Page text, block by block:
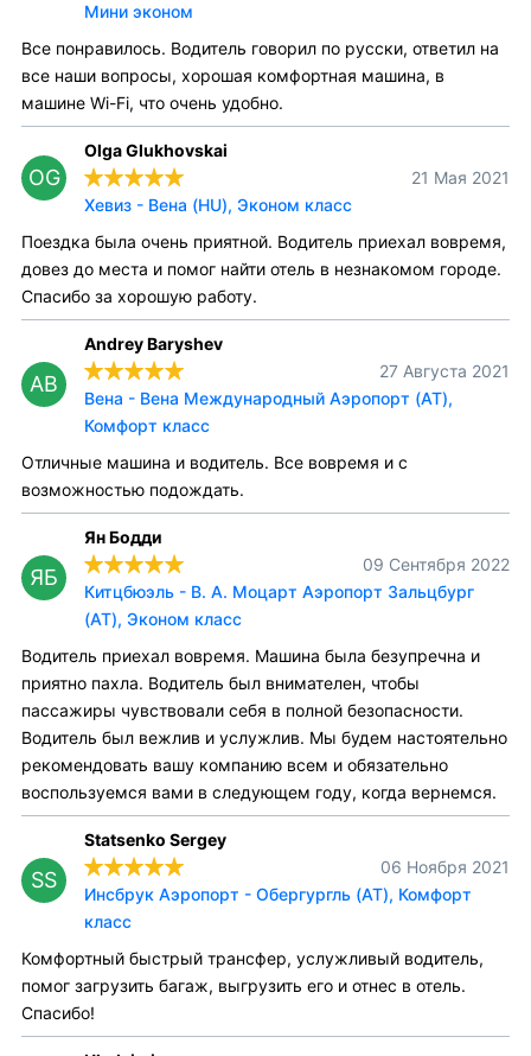
Мини эконом
Все понравилось. Водитель говорил по русски, ответил на
все наши вопросы, хорошая комфортная машина, в
машине Wi-Fi, что очень удобно.
OG
Olga Glukhovskai
21 Мая 2021
Хевиз - Вена (HU), Эконом класс
Поездка была очень приятной. Водитель приехал вовремя,
довез до места и помог найти отель в незнакомом городе.
Спасибо за хорошую работу.
AB
Andrey Baryshev
27 Августа 2021
Вена - Вена Международный Аэропорт (AT),
Комфорт класс
Отличные машина и водитель. Все вовремя и с
возможностью подождать.
ЯБ
Ян Бодди
09 Сентября 2022
Китцбюэль - В. А. Моцарт Аэропорт Зальцбург
(AT), Эконом класс
Водитель приехал вовремя. Машина была безупречна и
приятно пахла. Водитель был внимателен, чтобы
пассажиры чувствовали себя в полной безопасности.
Водитель был вежлив и услужлив. Мы будем настоятельно
рекомендовать вашу компанию всем и обязательно
воспользуемся вами в следующем году, когда вернемся.
SS
Statsenko Sergey
06 Ноября 2021
Инсбрук Аэропорт - Обергургль (AT), Комфорт
класс
Комфортный быстрый трансфер, услужливый водитель,
помог загрузить багаж, выгрузить его и отнес в отель.
Спасибо!